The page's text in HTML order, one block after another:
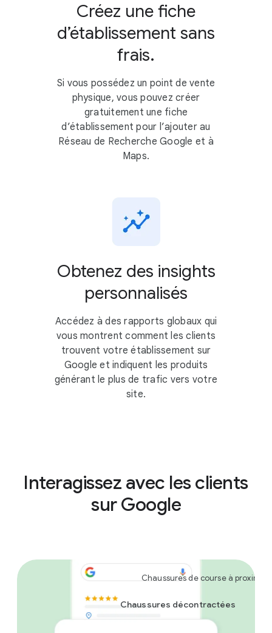
Créez une fiche
d’établissement sans
frais.
Si vous possédez un point de vente
physique, vous pouvez créer
gratuitement une fiche
d’établissement pour l’ajouter au
Réseau de Recherche Google et à
Maps.
Obtenez des insights
personnalisés
Accédez à des rapports globaux qui
vous montrent comment les clients
trouvent votre établissement sur
Google et indiquent les produits
générant le plus de trafic vers votre
site.
Interagissez avec les clients
sur Google
Chaussures de course à proximité
Chaussures décontractées